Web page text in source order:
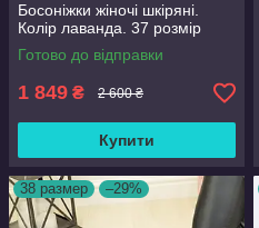
Босоніжки жіночі шкіряні.
Колір лаванда. 37 розмір
Готово до відправки
1 849 ₴ 2 600 ₴
Купити
38 размер –29%